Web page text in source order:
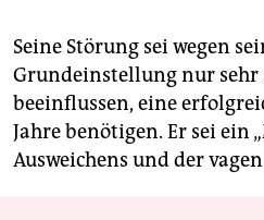
Seine Störung sei wegen
Grundeinstellung nur sehr
beeinflussen, eine
Jahre benötigen. Er sei ein
Ausweichens und der